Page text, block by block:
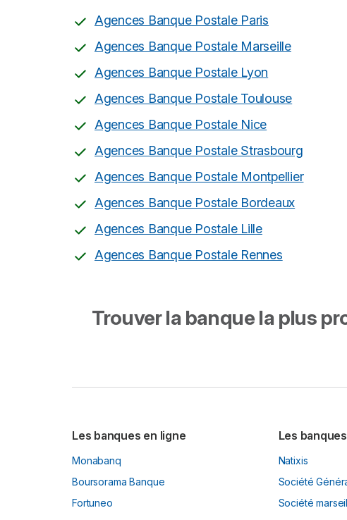
Agences Banque Postale Paris
Agences Banque Postale Marseille
Agences Banque Postale Lyon
Agences Banque Postale Toulouse
Agences Banque Postale Nice
Agences Banque Postale Strasbourg
Agences Banque Postale Montpellier
Agences Banque Postale Bordeaux
Agences Banque Postale Lille
Agences Banque Postale Rennes
Trouver la banque la plus
Les banques en ligne
Monabanq
Boursorama Banque
Fortuneo
Les
Natixis
Société
Société